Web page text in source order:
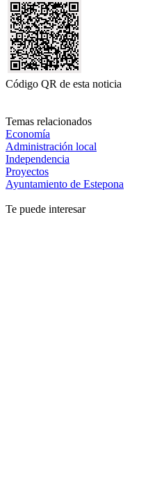
Código QR de esta noticia
Temas relacionados
Economía
Administración local
Independencia
Proyectos
Ayuntamiento de Estepona
Te puede interesar